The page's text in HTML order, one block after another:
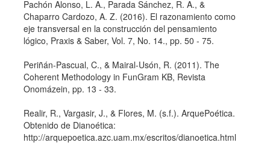
Pachón Alonso, L. A., Parada Sánchez, R. A., &
Chaparro Cardozo, A. Z. (2016). El razonamiento como
eje transversal en la construcción del pensamiento
lógico, Praxis & Saber, Vol. 7, No. 14., pp. 50 - 75.
Periñán-Pascual, C., & Mairal-Usón, R. (2011). The
Coherent Methodology in FunGram KB, Revista
Onomázein, pp. 13 - 33.
Realir, R., Vargasir, J., & Flores, M. (s.f.). ArquePoética.
Obtenido de Dianoética:
http://arquepoetica.azc.uam.mx/escritos/dianoetica.html